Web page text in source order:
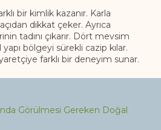
bir kimlik kazanır. Karla
dikkat çeker. Ayrıca
tadını çıkarır. Dört mevsim
bölgeyi sürekli cazip kılar.
farklı bir deneyim sunar.
Görülmesi Gereken Doğal